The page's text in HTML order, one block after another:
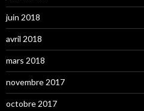
juin 2018
avril 2018
mars 2018
novembre 2017
octobre 2017